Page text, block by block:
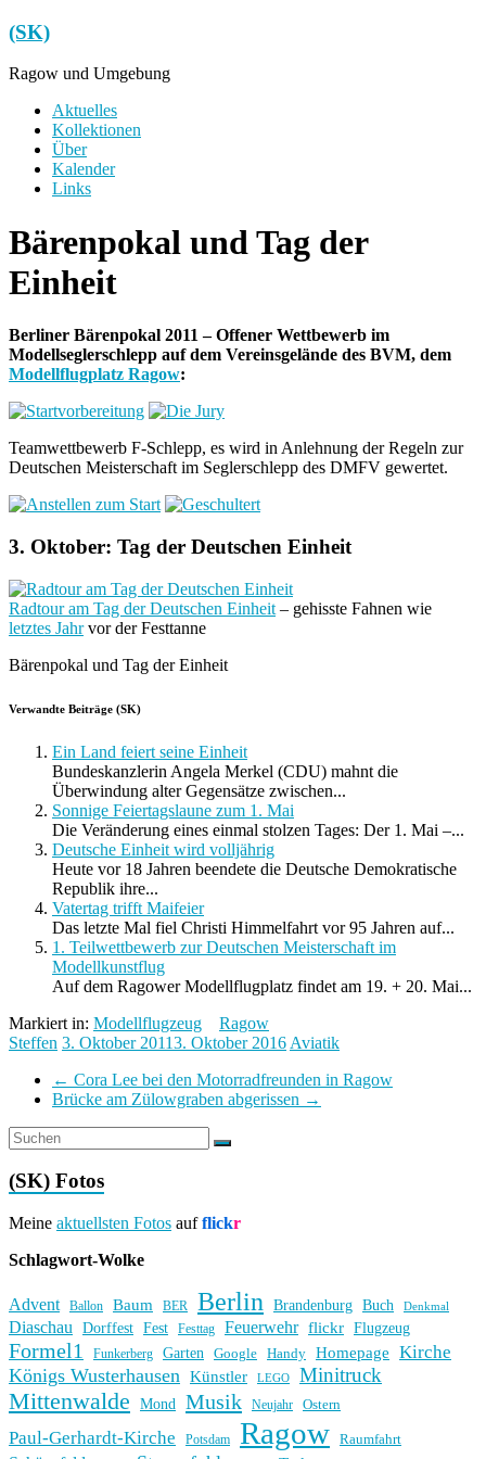
Zum
Inhalt
springen
(SK)
Ragow und Umgebung
Menü
Aktuelles
Kollektionen
Über
Kalender
Links
Bärenpokal und Tag der
Einheit
Berliner Bärenpokal 2011 – Offener Wettbewerb im
Modellseglerschlepp auf dem Vereinsgelände des BVM, dem
Modellflugplatz Ragow:
Teamwettbewerb F-Schlepp, es wird in Anlehnung der Regeln zur
Deutschen Meisterschaft im Seglerschlepp des DMFV gewertet.
3. Oktober: Tag der Deutschen Einheit
Radtour am Tag der Deutschen Einheit – gehisste Fahnen wie
letztes Jahrvor der Festtanne
Bärenpokal und Tag der Einheit
Verwandte Beiträge (SK)
Ein Land feiert seine Einheit
Bundeskanzlerin Angela Merkel (CDU) mahnt die
Überwindung alter Gegensätze zwischen...
Sonnige Feiertagslaune zum 1. Mai
Die Veränderung eines einmal stolzen Tages: Der 1. Mai –...
Deutsche Einheit wird volljährig
Heute vor 18 Jahren beendete die Deutsche Demokratische
Republik ihre...
Vatertag trifft Maifeier
Das letzte Mal fiel Christi Himmelfahrt vor 95 Jahren auf...
1. Teilwettbewerb zur Deutschen Meisterschaft im
Modellkunstflug
Auf dem Ragower Modellflugplatz findet am 19. + 20. Mai...
Markiert in: Modellflugzeug
Ragow
Steffen 3. Oktober 20113. Oktober 2016 Aviatik
← Cora Lee bei den Motorradfreunden in Ragow
Brücke am Zülowgraben abgerissen →
(SK) Fotos
Meine aktuellsten Fotos aufflickr
Schlagwort-Wolke
Advent Ballon Baum BER Berlin Brandenburg Buch Denkmal
Diaschau Dorffest Fest Festtag Feuerwehr flickr Flugzeug
Formel1 Funkerberg Garten Google Handy Homepage Kirche
Königs Wusterhausen Künstler LEGO Minitruck
Mittenwalde Mond Musik Neujahr Ostern
Paul-Gerhardt-Kirche Potsdam Ragow Raumfahrt